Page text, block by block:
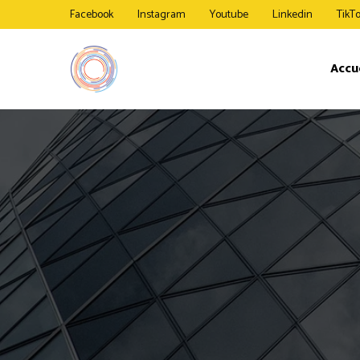
Facebook Instagram Youtube Linkedin
Etage I
SV BasesCamp
SV FlexLab
SV CallPods
SV Capsules
SV Lounge
Etage 0
SV Workspace
SV Offices
SV Lounge II
SV SilentPods
Studio